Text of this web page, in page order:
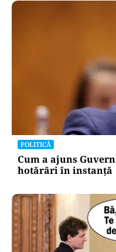
POLITICĂ
Cum a ajuns
hotărâri în instanță